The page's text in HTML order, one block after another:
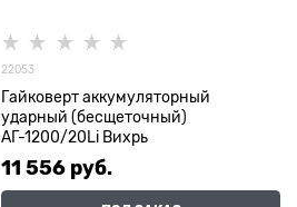
22053
Гайковерт аккумуляторный
ударный (бесщеточный)
АГ-1200/20Li Вихрь
11 556 руб.